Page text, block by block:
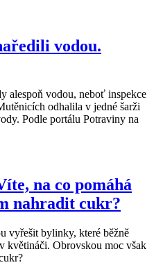
vodou.
alespoň vodou, neboť inspekce
odhalila v jedné šarži
Podle portálu Potraviny na
na co pomáhá
nahradit cukr?
vyřešit bylinky, které běžně
květináči. Obrovskou moc však